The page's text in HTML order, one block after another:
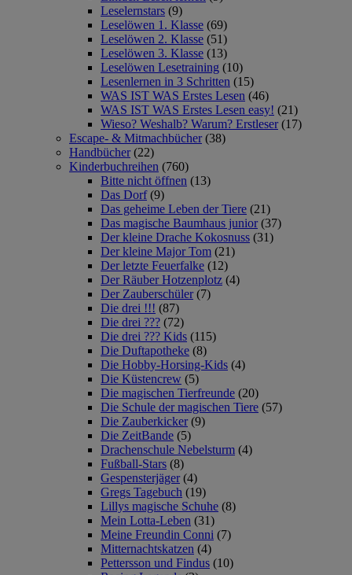
Leselernstars (9)
Leselöwen 1. Klasse (69)
Leselöwen 2. Klasse (51)
Leselöwen 3. Klasse (13)
Leselöwen Lesetraining (10)
Lesenlernen in 3 Schritten (15)
WAS IST WAS Erstes Lesen (46)
WAS IST WAS Erstes Lesen easy! (21)
Wieso? Weshalb? Warum? Erstleser (17)
Escape- & Mitmachbücher (38)
Handbücher (22)
Kinderbuchreihen (760)
Bitte nicht öffnen (13)
Das Dorf (9)
Das geheime Leben der Tiere (21)
Das magische Baumhaus junior (37)
Der kleine Drache Kokosnuss (31)
Der kleine Major Tom (21)
Der letzte Feuerfalke (12)
Der Räuber Hotzenplotz (4)
Der Zauberschüler (7)
Die drei !!! (87)
Die drei ??? (72)
Die drei ??? Kids (115)
Die Duftapotheke (8)
Die Hobby-Horsing-Kids (4)
Die Küstencrew (5)
Die magischen Tierfreunde (20)
Die Schule der magischen Tiere (57)
Die Zauberkicker (9)
Die ZeitBande (5)
Drachenschule Nebelsturm (4)
Fußball-Stars (8)
Gespensterjäger (4)
Gregs Tagebuch (19)
Lillys magische Schuhe (8)
Mein Lotta-Leben (31)
Meine Freundin Conni (7)
Mitternachtskatzen (4)
Pettersson und Findus (10)